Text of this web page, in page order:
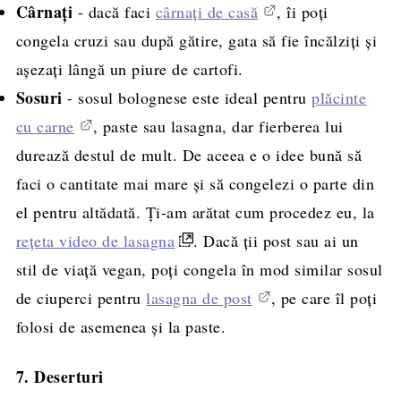
Cârnați - dacă faci cârnați de casă
, îi poți
congela cruzi sau după gătire, gata să fie încălziți și
așezați lângă un piure de cartofi.
Sosuri- sosul bolognese este ideal pentruplăcinte
cu carne
, paste sau lasagna, dar fierberea lui
durează destul de mult. De aceea e o idee bună să
faci o cantitate mai mare și să congelezi o parte din
el pentru altădată. Ți-am arătat cum procedez eu, la
rețeta video de lasagna
. Dacă ții post sau ai un
stil de viață vegan, poți congela în mod similar sosul
de ciuperci pentrulasagna de post
, pe care îl poți
folosi de asemenea și la paste.
7. Deserturi